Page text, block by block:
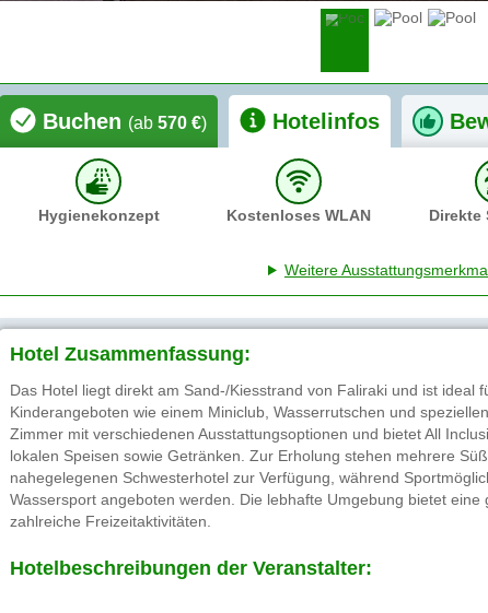
Buchen (ab 570 €) Hotelinfos
Hygienekonzept Kostenloses WLAN Direkte
Weitere
Hotel Zusammenfassung:
Das Hotel liegt direkt am Sand-/Kiesstrand von Faliraki und ist ideal
Kinderangeboten wie einem Miniclub, Wasserrutschen und
Zimmer mit verschiedenen Ausstattungsoptionen und bietet All
lokalen Speisen sowie Getränken. Zur Erholung stehen mehrere
nahegelegenen Schwesterhotel zur Verfügung, während
Wassersport angeboten werden. Die lebhafte Umgebung bietet
zahlreiche Freizeitaktivitäten.
Hotelbeschreibungen der Veranstalter: